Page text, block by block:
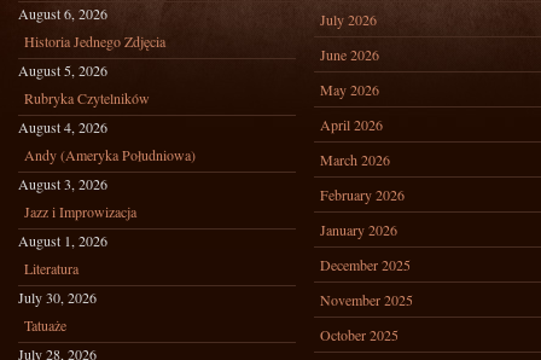
August 6, 2026
Historia Jednego Zdjęcia
August 5, 2026
Rubryka Czytelników
August 4, 2026
Andy (Ameryka Południowa)
August 3, 2026
Jazz i Improwizacja
August 1, 2026
Literatura
July 30, 2026
Tatuaże
July 28, 2026
July 2026
June 2026
May 2026
April 2026
March 2026
February 2026
January 2026
December 2025
November 2025
October 2025